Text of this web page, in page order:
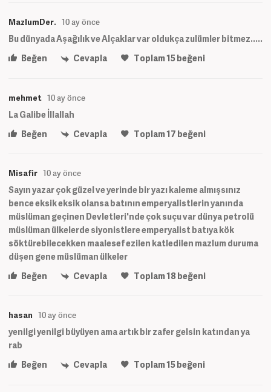
MazlumDer. 10 ay önce
Bu dünyada Aşağılık ve Alçaklar var oldukça zulümler bitmez.....
Beğen
Cevapla Toplam15beğeni
mehmet 10 ay önce
La Galibe İllallah
Beğen
Cevapla Toplam17 beğeni
Misafir 10 ay önce
Sayın yazar çok güzel ve yerinde bir yazı kaleme almışsınız
bence eksik eksik olansa batının emperyalistlerin yanında
müslüman geçinen Devletleri'nde çok suçu var dünya petrolü
müslüman ülkelerde siyonistlere emperyalist batıya kök
söktürebilecekken maalesef ezilen katledilen mazlum duruma
düşen gene müslüman ülkeler
Beğen
Cevapla Toplam18beğeni
hasan 10 ay önce
yenilgi yenilgi büyüyen ama artık bir zafer gelsin katından ya
rab
Beğen
Cevapla Toplam15beğeni